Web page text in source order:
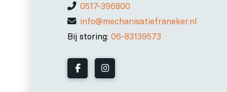
0517-396800
info@mechanisatiefraneker.nl
Bij storing:06-83139573